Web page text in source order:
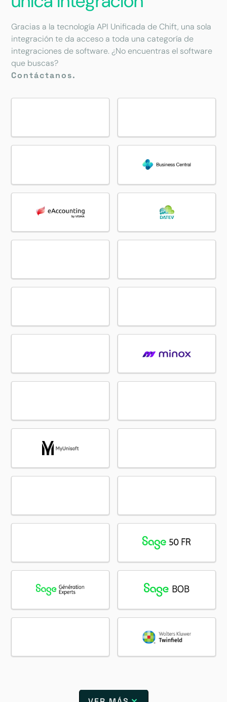
Gracias a la tecnología API Unificada de Chift, una sola
integración te da acceso a toda una categoría de
integraciones de software. ¿No encuentras el software
que buscas?
Contáctanos.